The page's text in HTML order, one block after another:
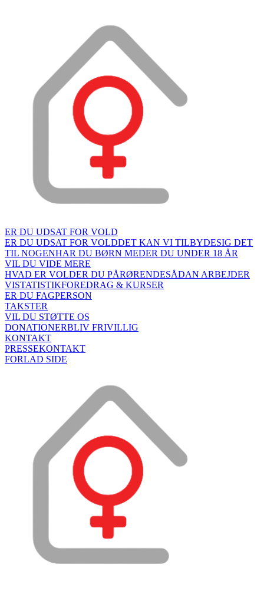
ER DU UDSAT FOR VOLD
ER DU UDSAT FOR VOLDDET KAN VI TILBYDESIG DET
TIL NOGENHAR DU BØRN MEDER DU UNDER 18 ÅR
VIL DU VIDE MERE
HVAD ER VOLDER DU PÅRØRENDESÅDAN ARBEJDER
VISTATISTIKFOREDRAG & KURSER
ER DU FAGPERSON
TAKSTER
VIL DU STØTTE OS
DONATIONERBLIV FRIVILLIG
KONTAKT
PRESSEKONTAKT
FORLAD SIDE